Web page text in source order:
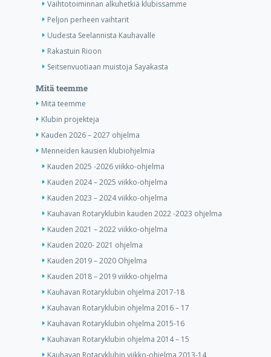
Vaihtotoiminnan alkuhetkiä klubissamme
Peljon perheen vaihtarit
Uudesta Seelannista Kauhavalle
Rakastuin Rioon
Seitsenvuotiaan muistoja Sayakasta
Mitä teemme
Mitä teemme
Klubin projekteja
Kauden 2026 – 2027 ohjelma
Menneiden kausien klubiohjelmia
Kauden 2025 -2026 viikko-ohjelma
Kauden 2024 – 2025 viikko-ohjelma
Kauden 2023 – 2024 viikko-ohjelma
Kauhavan Rotaryklubin kauden 2022 -2023 ohjelma
Kauden 2021 – 2022 viikko-ohjelma
Kauden 2020- 2021 ohjelma
Kauden 2019 – 2020 Ohjelma
Kauden 2018 – 2019 viikko-ohjelma
Kauhavan Rotaryklubin ohjelma 2017-18
Kauhavan Rotaryklubin ohjelma 2016 – 17
Kauhavan Rotaryklubin ohjelma 2015-16
Kauhavan Rotaryklubin ohjelma 2014 – 15